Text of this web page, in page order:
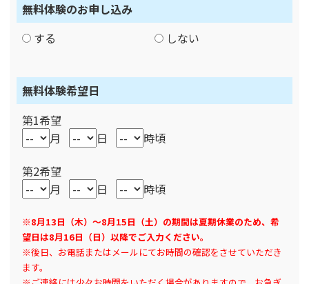
無料体験のお申し込み
する
しない
無料体験希望日
第1希望
月
日
時頃
第2希望
月
日 時頃
※8月13日（木）～8月15日（土）の期間は夏期休業のため、希
望日は8月16日（日）以降でご入力ください。
※後日、お電話またはメールにてお時間の確認をさせていただき
ます。